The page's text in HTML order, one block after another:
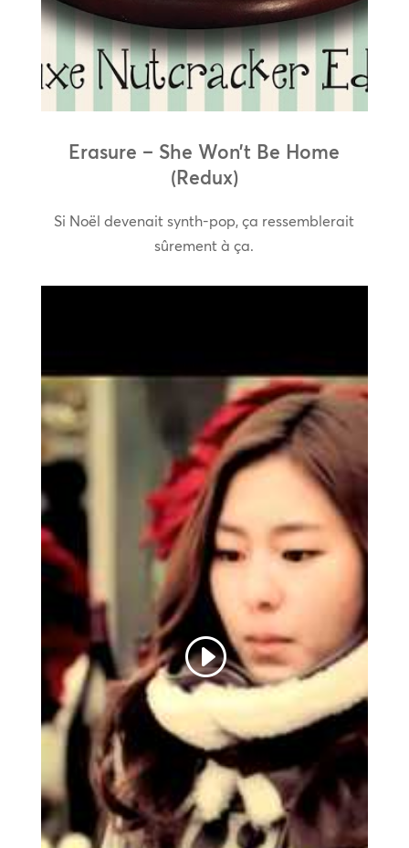
Erasure – She Won’t Be Home
(Redux)
Si Noël devenait synth-pop, ça ressemblerait
sûrement à ça.